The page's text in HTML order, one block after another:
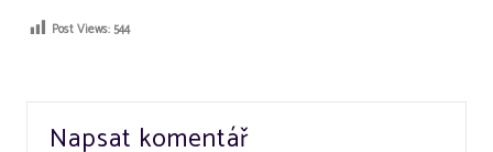
Post Views: 544
Napsat komentář